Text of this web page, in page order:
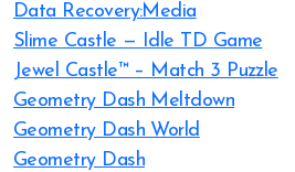
Data Recovery:Media
Slime Castle — Idle TD Game
Jewel Castle™ – Match 3 Puzzle
Geometry Dash Meltdown
Geometry Dash World
Geometry Dash